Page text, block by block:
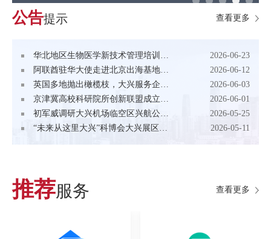
公告提示 查看更多
华北地区生物医学新技术管理培训班在大兴举办
2026-06-23
阿联酋驻华大使走进北京出海基地，带来组团合作商机
2026-06-12
英国多地抛出橄榄枝，大兴服务企业出海迎来新机遇
2026-06-03
京津冀高校科研院所创新联盟成立大会暨创新基地启动推介会在大兴举行
2026-06-01
初军威调研大兴机场临空区兴航公寓，强调要以高水平安全保障高品质安居，以优质服务赋能人才兴业
2026-05-25
“未来从这里大兴”科博会大兴展区高光亮相，三大科创板块尽显实力
2026-05-11
推荐服务 查看更多